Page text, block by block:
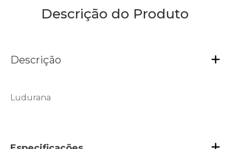
Descrição do Produto
Descrição
Ludurana